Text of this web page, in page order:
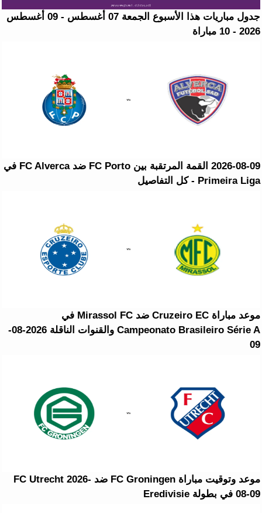
جدول مباريات هذا الأسبوع الجمعة 07 أغسطس - 09 أغسطس
2026 - 10 مباراة
2026-08-09 القمة المرتقبة بين FC Porto ضد FC Alverca في
Primeira Liga - كل التفاصيل
موعد مباراة Cruzeiro EC ضد Mirassol FC في
Campeonato Brasileiro Série A والقنوات الناقلة 2026-08-
09
موعد وتوقيت مباراة FC Groningen ضد FC Utrecht 2026-
08-09 في بطولة Eredivisie